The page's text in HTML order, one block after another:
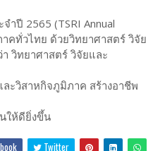
ำปี 2565 (TSRI Annual
คทั่วไทย ด้วยวิทยาศาสตร์ วิจัย
วิทยาศาสตร์ วิจัยและ
ะวิสาหกิจภูมิภาค สร้างอาชีพ
ให้ดียิ่งขึ้น
Twitter